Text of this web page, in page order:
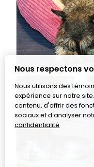
Nous respectons
Nous utilisons des
expérience sur notre
contenu, d'offrir des
sociaux et d'analyser
confidentialité